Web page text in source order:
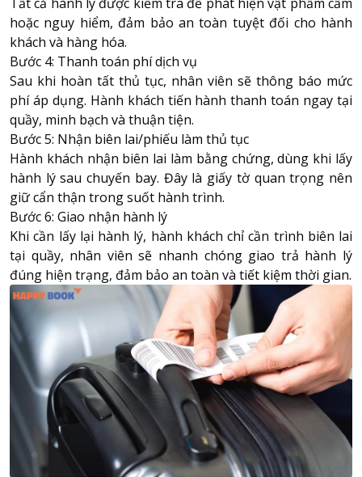
hoặc nguy hiểm, đảm bảo an toàn tuyệt đối cho hành
khách và hàng hóa.
Bước 4: Thanh toán phí dịch vụ
Sau khi hoàn tất thủ tục, nhân viên sẽ thông báo mức
phí áp dụng. Hành khách tiến hành thanh toán ngay tại
quầy, minh bạch và thuận tiện.
Bước 5: Nhận biên lai/phiếu làm thủ tục
Hành khách nhận biên lai làm bằng chứng, dùng khi lấy
hành lý sau chuyến bay. Đây là giấy tờ quan trọng nên
giữ cẩn thận trong suốt hành trình.
Bước 6: Giao nhận hành lý
Khi cần lấy lại hành lý, hành khách chỉ cần trình biên lai
tại quầy, nhân viên sẽ nhanh chóng giao trả hành lý
đúng hiện trạng, đảm bảo an toàn và tiết kiệm thời gian.